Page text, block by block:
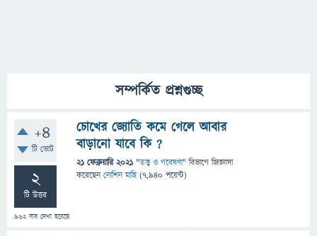
সম্পর্কিত প্রশ্নগুচ্ছ
+4
টি ভোট
2
টি উত্তর
962বার দেখা হয়েছে
চোখের জ্যোতি কমে গেলে আবার
বাড়ানো যাবে কি ?
21 ফেব্রুয়ারি 2021 "তত্ত্ব ও গবেষণা" বিভাগে জিজ্ঞাসা
করেছেননোশিন মাহি (7,940 পয়েন্ট)